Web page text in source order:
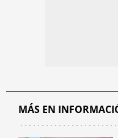
MÁS EN